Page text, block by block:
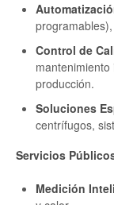
Control de
producción.
Soluciones
centrífugos,
Servicios
Medición